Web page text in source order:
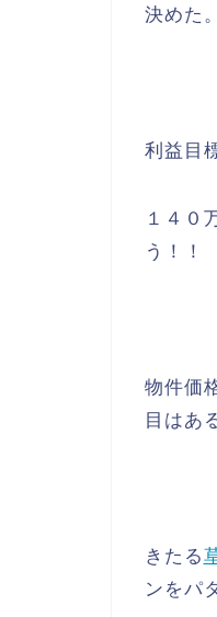
決めた。
利益目
１４０
う！！
物件価
目はあ
きたる
ンをパ